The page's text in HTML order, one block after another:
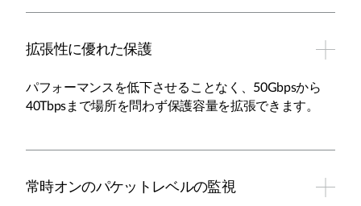
拡張性に優れた保護
パフォーマンスを低下させることなく、50Gbpsから
40Tbpsまで場所を問わず保護容量を拡張できます。
常時オンのパケットレベルの監視